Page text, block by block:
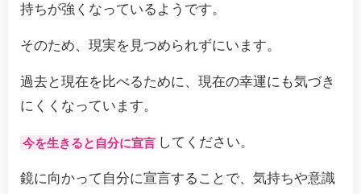
持ちが強くなっているようです。
そのため、現実を見つめられずにいます。
過去と現在を比べるために、現在の幸運にも気づき
にくくなっています。
今を生きると自分に宣言 してください。
鏡に向かって自分に宣言することで、気持ちや意識